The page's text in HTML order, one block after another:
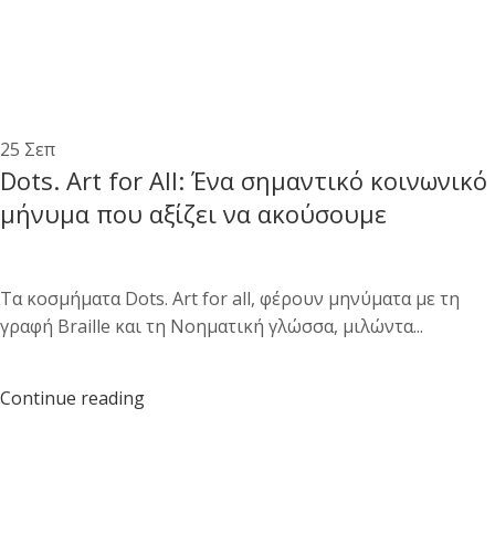
25 Σεπ
Dots. Art for All: Ένα σημαντικό κοινωνικό
μήνυμα που αξίζει να ακούσουμε
Τα κοσμήματα Dots. Art for all, φέρουν μηνύματα με τη
γραφή Braille και τη Νοηματική γλώσσα, μιλώντα...
Continue reading